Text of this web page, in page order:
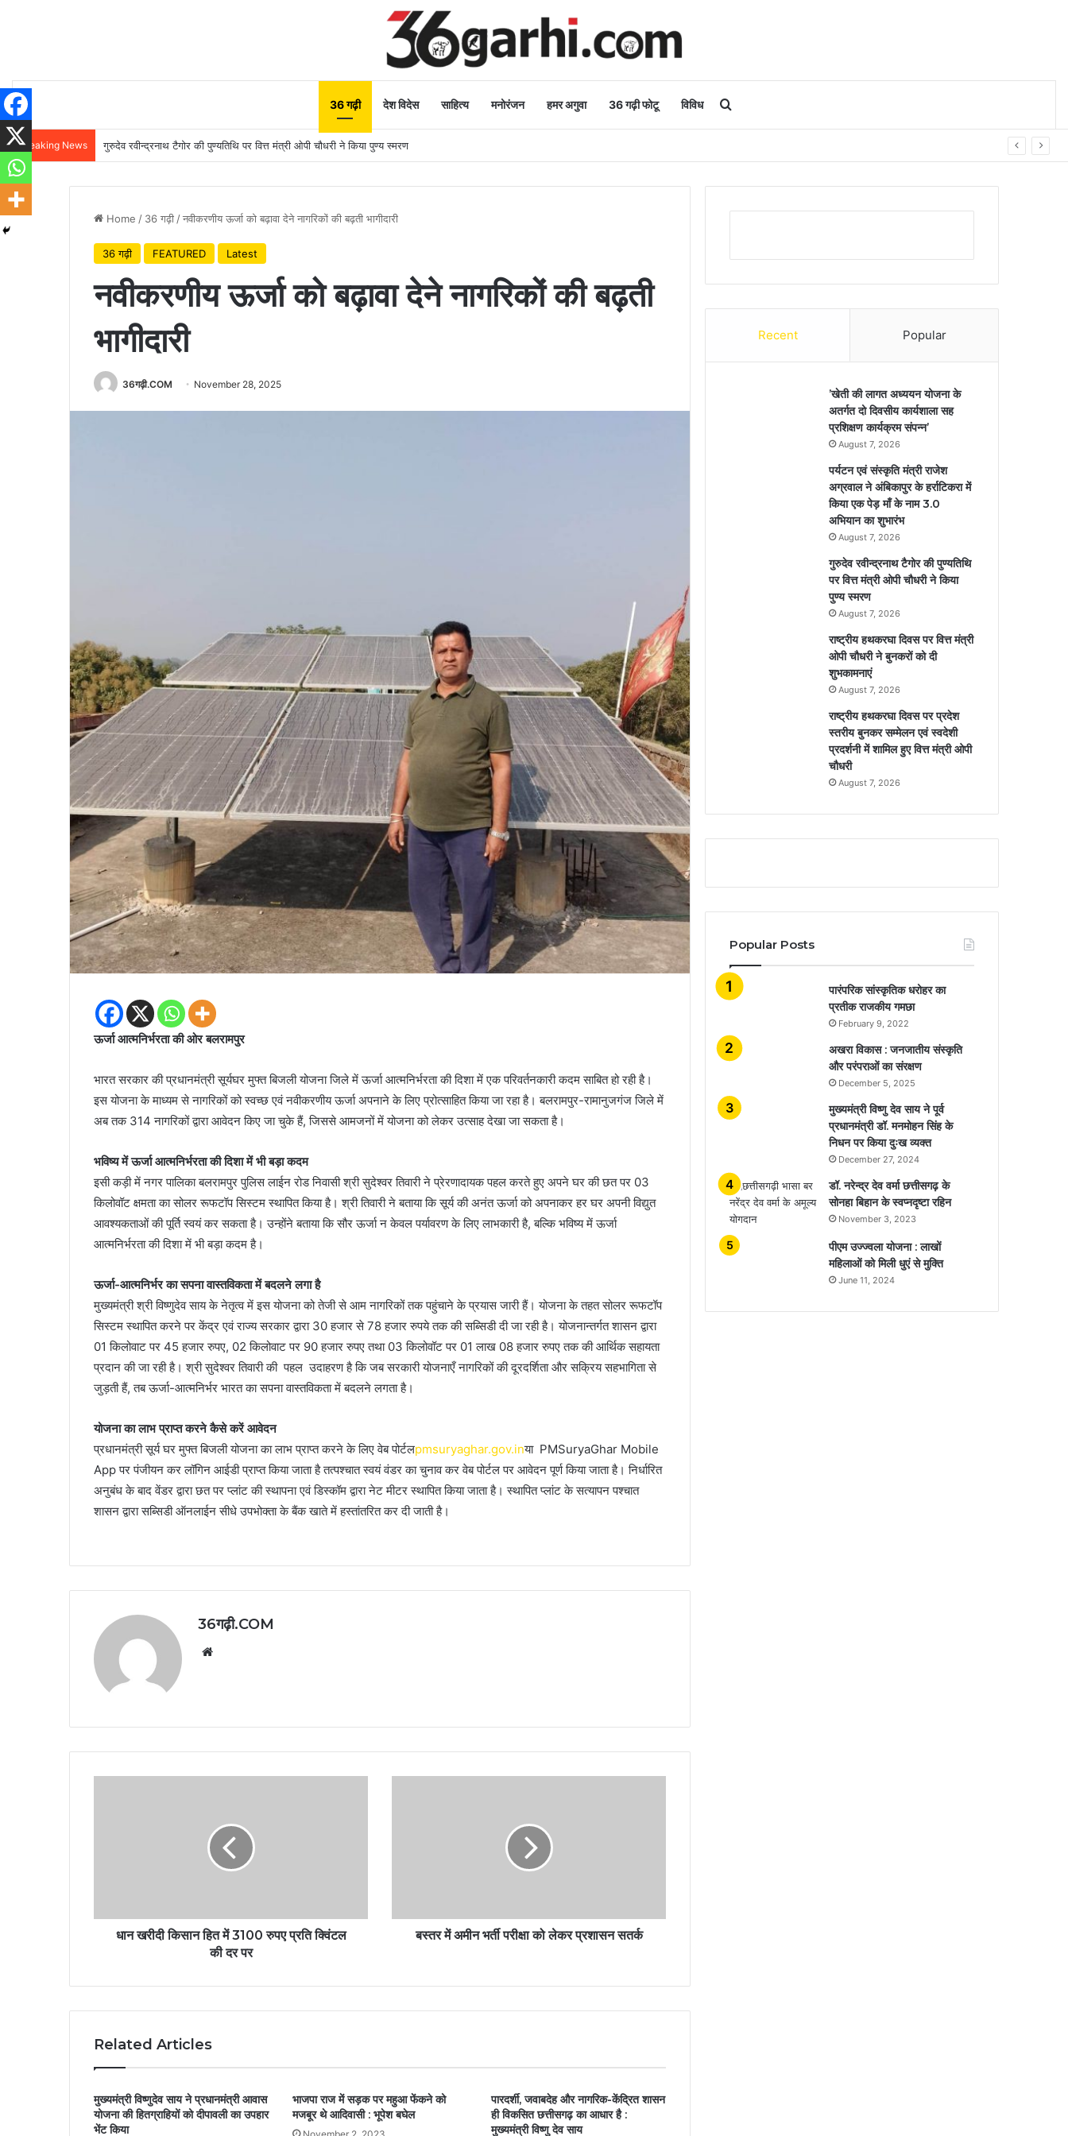
36 गढ़ी देश विदेस साहित्य मनोरंजन हमर अगुवा 36 गढ़ी फोटू विविध
Breaking News गुरुदेव रवीन्द्रनाथ टैगोर की पुण्यतिथि पर वित्त मंत्री ओपी चौधरी ने किया पुण्य स्मरण
Home / 36 गढ़ी /नवीकरणीय ऊर्जा को बढ़ावा देने नागरिकों की बढ़ती भागीदारी
36 गढ़ी FEATURED Latest
नवीकरणीय ऊर्जा को बढ़ावा देने नागरिकों की बढ़ती
भागीदारी
36गढ़ी.COM November 28, 2025
ऊर्जा आत्मनिर्भरता की ओर बलरामपुर
भारत सरकार की प्रधानमंत्री सूर्यघर मुफ्त बिजली योजना जिले में ऊर्जा आत्मनिर्भरता की दिशा में एक परिवर्तनकारी कदम साबित हो रही है।
इस योजना के माध्यम से नागरिकों को स्वच्छ एवं नवीकरणीय ऊर्जा अपनाने के लिए प्रोत्साहित किया जा रहा है। बलरामपुर-रामानुजगंज जिले में
अब तक 314 नागरिकों द्वारा आवेदन किए जा चुके हैं, जिससे आमजनों में योजना को लेकर उत्साह देखा जा सकता है।
भविष्य में ऊर्जा आत्मनिर्भरता की दिशा में भी बड़ा कदम
इसी कड़ी में नगर पालिका बलरामपुर पुलिस लाईन रोड निवासी श्री सुदेश्वर तिवारी ने प्रेरणादायक पहल करते हुए अपने घर की छत पर 03
किलोवॉट क्षमता का सोलर रूफटॉप सिस्टम स्थापित किया है। श्री तिवारी ने बताया कि सूर्य की अनंत ऊर्जा को अपनाकर हर घर अपनी विद्युत
आवश्यकताओं की पूर्ति स्वयं कर सकता है। उन्होंने बताया कि सौर ऊर्जा न केवल पर्यावरण के लिए लाभकारी है, बल्कि भविष्य में ऊर्जा
आत्मनिर्भरता की दिशा में भी बड़ा कदम है।
ऊर्जा-आत्मनिर्भर का सपना वास्तविकता में बदलने लगा है
मुख्यमंत्री श्री विष्णुदेव साय के नेतृत्व में इस योजना को तेजी से आम नागरिकों तक पहुंचाने के प्रयास जारी हैं। योजना के तहत सोलर रूफटॉप
सिस्टम स्थापित करने पर केंद्र एवं राज्य सरकार द्वारा 30 हजार से 78 हजार रुपये तक की सब्सिडी दी जा रही है। योजनान्तर्गत शासन द्वारा
01 किलोवाट पर 45 हजार रुपए, 02 किलोवाट पर 90 हजार रुपए तथा 03 किलोवॉट पर 01 लाख 08 हजार रुपए तक की आर्थिक सहायता
प्रदान की जा रही है। श्री सुदेश्वर तिवारी की पहल उदाहरण है कि जब सरकारी योजनाएँ नागरिकों की दूरदर्शिता और सक्रिय सहभागिता से
जुड़ती हैं, तब ऊर्जा-आत्मनिर्भर भारत का सपना वास्तविकता में बदलने लगता है।
योजना का लाभ प्राप्त करने कैसे करें आवेदन
प्रधानमंत्री सूर्य घर मुफ्त बिजली योजना का लाभ प्राप्त करने के लिए वेब पोर्टलpmsuryaghar.gov.inया PMSuryaGhar Mobile
App पर पंजीयन कर लॉगिन आईडी प्राप्त किया जाता है तत्पश्चात स्वयं वंडर का चुनाव कर वेब पोर्टल पर आवेदन पूर्ण किया जाता है। निर्धारित
अनुबंध के बाद वेंडर द्वारा छत पर प्लांट की स्थापना एवं डिस्कॉम द्वारा नेट मीटर स्थापित किया जाता है। स्थापित प्लांट के सत्यापन पश्चात
शासन द्वारा सब्सिडी ऑनलाईन सीधे उपभोक्ता के बैंक खाते में हस्तांतरित कर दी जाती है।
36गढ़ी.COM
धान खरीदी किसान हित में 3100 रुपए प्रति क्विंटल
की दर पर
बस्तर में अमीन भर्ती परीक्षा को लेकर प्रशासन सतर्क
Related Articles
मुख्यमंत्री विष्णुदेव साय ने प्रधानमंत्री आवास
योजना की हितग्राहियों को दीपावली का उपहार
भेंट किया
भाजपा राज में सड़क पर महुआ फेंकने को
मजबूर थे आदिवासी : भूपेश बघेल
पारदर्शी, जवाबदेह और नागरिक-केंद्रित शासन
ही विकसित छत्तीसगढ़ का आधार है :
मुख्यमंत्री विष्णु देव साय
Recent Popular
’खेती की लागत अध्ययन योजना के
अतर्गत दो दिवसीय कार्यशाला सह
प्रशिक्षण कार्यक्रम संपन्न’
August 7, 2026
पर्यटन एवं संस्कृति मंत्री राजेश
अग्रवाल ने अंबिकापुर के हर्राटिकरा में
किया एक पेड़ माँ के नाम 3.0
अभियान का शुभारंभ
August 7, 2026
गुरुदेव रवीन्द्रनाथ टैगोर की पुण्यतिथि
पर वित्त मंत्री ओपी चौधरी ने किया
पुण्य स्मरण
August 7, 2026
राष्ट्रीय हथकरघा दिवस पर वित्त मंत्री
ओपी चौधरी ने बुनकरों को दी
शुभकामनाएं
August 7, 2026
राष्ट्रीय हथकरघा दिवस पर प्रदेश
स्तरीय बुनकर सम्मेलन एवं स्वदेशी
प्रदर्शनी में शामिल हुए वित्त मंत्री ओपी
चौधरी
August 7, 2026
Popular Posts
​​​​​​​पारंपरिक सांस्कृतिक धरोहर का
प्रतीक राजकीय गमछा
February 9, 2022
अखरा विकास : जनजातीय संस्कृति
और परंपराओं का संरक्षण
December 5, 2025
मुख्यमंत्री विष्णु देव साय ने पूर्व
प्रधानमंत्री डॉ. मनमोहन सिंह के
निधन पर किया दुःख व्यक्त
December 27, 2024
डॉ. नरेन्द्र देव वर्मा छत्तीसगढ़ के
सोनहा बिहान के स्वप्नदृष्टा रहिन
November 3, 2023
पीएम उज्ज्वला योजना : लाखों
महिलाओं को मिली धुएं से मुक्ति
June 11, 2024